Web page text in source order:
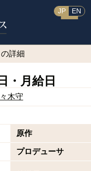
JP EN
詳細
・月給日
木守
原作
プロデューサ